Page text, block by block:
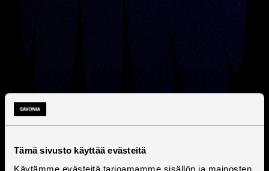
Tämä sivusto käyttää evästeitä